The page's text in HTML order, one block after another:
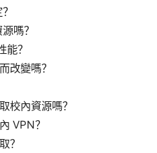
嗎？
？
改變嗎？
校內資源嗎？
VPN？
？